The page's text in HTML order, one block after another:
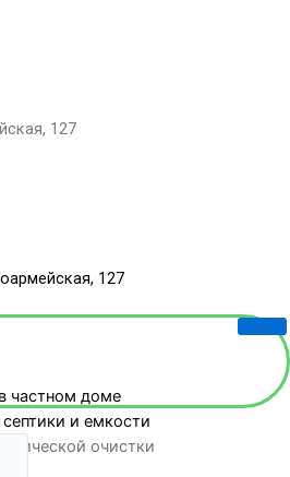
127​
127
частном доме
и емкости
очистки